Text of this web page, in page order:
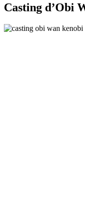
Casting d’Obi